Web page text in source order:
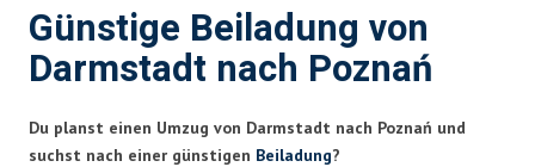
Günstige Beiladung von
Darmstadt nach Poznań
Du planst einen Umzug von Darmstadt nach Poznań und
suchst nach einer günstigen Beiladung?